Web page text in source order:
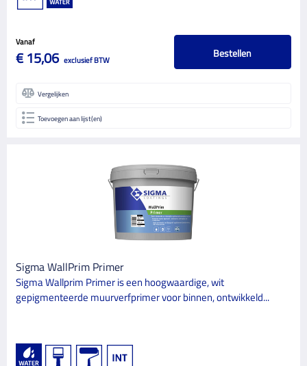
Vanaf
€ 15,06 exclusief BTW Bestellen
Vergelijken
Toevoegen aan lijst(en)
Sigma WallPrim Primer
Sigma Wallprim Primer is een hoogwaardige, wit
gepigmenteerde muurverfprimer voor binnen, ontwikkeld...